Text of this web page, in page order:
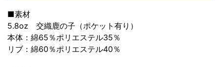
■素材
5.8oz 交織鹿の子（ポケット有り）
本体：綿65％ポリエステル35％
リブ：綿60％ポリエステル40％